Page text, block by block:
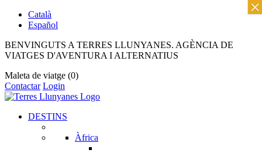
Català
Español
BENVINGUTS A TERRES LLUNYANES. AGÈNCIA DE
VIATGES D'AVENTURA I ALTERNATIUS
Maleta de viatge (0)
Contactar Login
DESTINS
Àfrica
×